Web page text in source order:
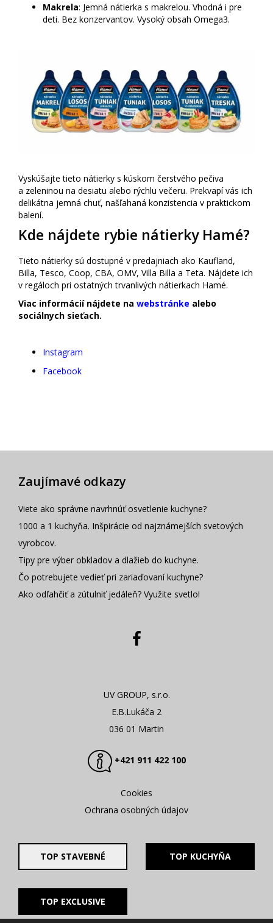
Makrela: Jemná nátierka s makrelou. Vhodná i pre
deti. Bez konzervantov. Vysoký obsah Omega3.
Vyskúšajte tieto nátierky s kúskom čerstvého pečiva
a zeleninou na desiatu alebo rýchlu večeru. Prekvapí vás ich
delikátna jemná chuť, našľahaná konzistencia v praktickom
balení.
Kde nájdete rybie nátierky Hamé?
Tieto nátierky sú dostupné v predajniach ako Kaufland,
Billa, Tesco, Coop, CBA, OMV, Villa Billa a Teta. Nájdete ich
v regáloch pri ostatných trvanlivých nátierkach Hamé.
Viac informácií nájdete na webstránke alebo
sociálnych sieťach.
Instagram
Facebook
Zaujímavé odkazy
Viete ako správne navrhnúť osvetlenie kuchyne?
1000 a 1 kuchyňa. Inšpirácie od najznámejších svetových
vyrobcov.
Tipy pre výber obkladov a dlažieb do kuchyne.
Čo potrebujete vedieť pri zariaďovaní kuchyne?
Ako odľahčiť a zútulniť jedáleň? Využite svetlo!
UV GROUP, s.r.o.
E.B.Lukáča 2
036 01 Martin
+421 911 422 100
Cookies
Ochrana osobných údajov
TOP STAVEBNÉ TOP KUCHYŇA
TOP EXCLUSIVE